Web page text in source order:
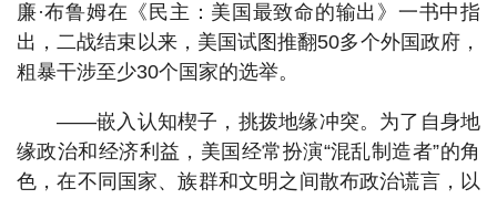
廉·布鲁姆在《民主：美国最致命的输出》一书中指
出，二战结束以来，美国试图推翻50多个外国政府，
粗暴干涉至少30个国家的选举。
——嵌入认知楔子，挑拨地缘冲突。为了自身地
缘政治和经济利益，美国经常扮演“混乱制造者”的角
色，在不同国家、族群和文明之间散布政治谎言，以